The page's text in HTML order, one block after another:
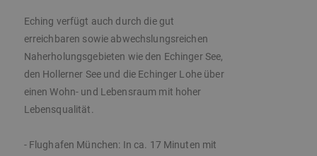
Eching verfügt auch durch die gut
erreichbaren sowie abwechslungsreichen
Naherholungsgebieten wie den Echinger See,
den Hollerner See und die Echinger Lohe über
einen Wohn- und Lebensraum mit hoher
Lebensqualität.
- Flughafen München: In ca. 17 Minuten mit